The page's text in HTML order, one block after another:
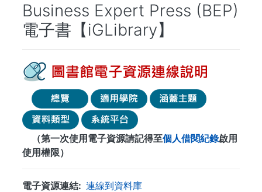
結
Business Expert Press (BEP)
電子書【iGLibrary】
（第一次使用電子資源請記得至個人借閱紀錄啟用
使用權限）
電子資源連結
連線到資料庫